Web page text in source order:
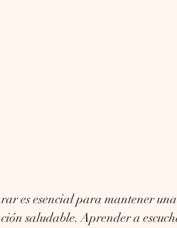
es esencial para mantener
saludable. Aprender a